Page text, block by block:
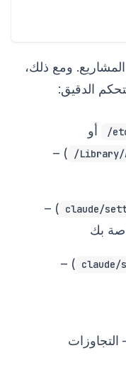
ومع ذلك،
أو
) –
) –
بك
) –
التجاوزات